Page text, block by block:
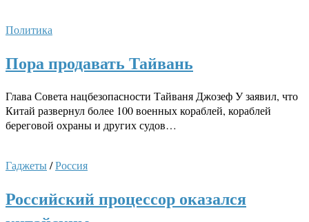
Политика
Пора продавать Тайвань
Глава Совета нацбезопасности Тайваня Джозеф У заявил, что
Китай развернул более 100 военных кораблей, кораблей
береговой охраны и других судов…
Гаджеты/Россия
Российский процессор оказался